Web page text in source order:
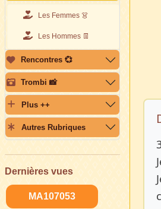
Les Femmes 👗
Les Hommes 👖
Rencontres 💞
Trombi 📸
Plus ++
Autres Rubriques
Dernières vues
MA107053